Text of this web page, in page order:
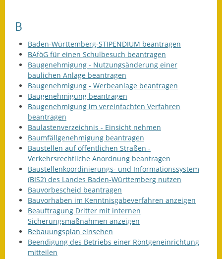
B
Baden-Württemberg-STIPENDIUM beantragen
BAföG für einen Schulbesuch beantragen
Baugenehmigung - Nutzungsänderung einer
baulichen Anlage beantragen
Baugenehmigung - Werbeanlage beantragen
Baugenehmigung beantragen
Baugenehmigung im vereinfachten Verfahren
beantragen
Baulastenverzeichnis - Einsicht nehmen
Baumfällgenehmigung beantragen
Baustellen auf öffentlichen Straßen -
Verkehrsrechtliche Anordnung beantragen
Baustellenkoordinierungs- und Informationssystem
(BIS2) des Landes Baden-Württemberg nutzen
Bauvorbescheid beantragen
Bauvorhaben im Kenntnisgabeverfahren anzeigen
Beauftragung Dritter mit internen
Sicherungsmaßnahmen anzeigen
Bebauungsplan einsehen
Beendigung des Betriebs einer Röntgeneinrichtung
mitteilen